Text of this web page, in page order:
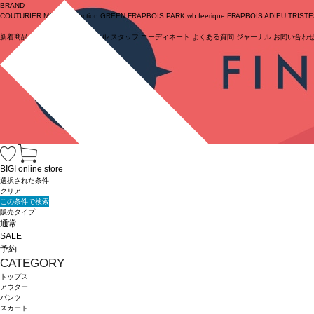
BRAND
COUTURIER MOGA Collection GREEN FRAPBOIS PARK wb feerique FRAPBOIS ADIEU
新着商品 (ライブ) セール スタッフ コーディネート よくある質問 ジャーナル お問い合わ
BIGI online store
選択された条件
クリア
この条件で検索
販売タイプ
通常
SALE
予約
CATEGORY
トップス
アウター
パンツ
スカート